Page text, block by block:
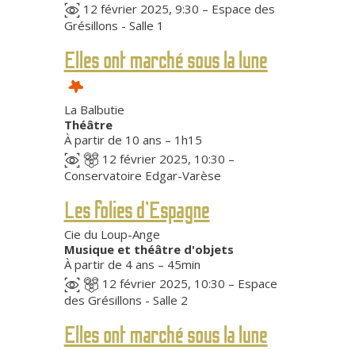
12 février 2025, 9:30 – Espace des
Grésillons - Salle 1
Elles ont marché sous la lune
La Balbutie
Théâtre
À partir de 10 ans – 1h15
12 février 2025, 10:30 –
Conservatoire Edgar-Varèse
Les folies d’Espagne
Cie du Loup-Ange
Musique et théâtre d'objets
À partir de 4 ans – 45min
12 février 2025, 10:30 – Espace
des Grésillons - Salle 2
Elles ont marché sous la lune